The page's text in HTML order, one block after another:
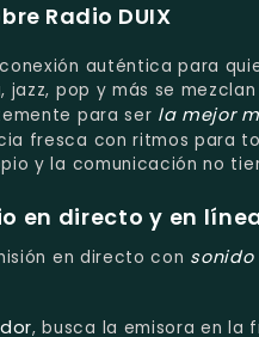
Radio DUIX
auténtica para
pop y más se
para ser la mejor
fresca con ritmos para
y la comunicación no
en directo y en
en directo con
, busca la emisora en la